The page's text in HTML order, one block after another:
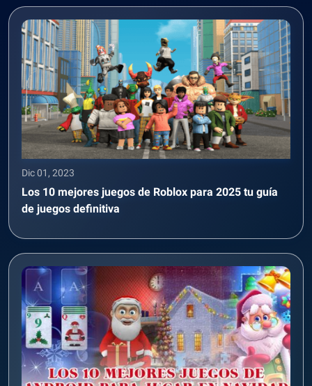
Dic 01, 2023
Los 10 mejores juegos de Roblox para 2025 tu guía
de juegos definitiva